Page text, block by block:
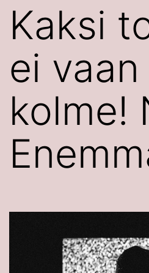
Kaksi
ei vaan
kolme!